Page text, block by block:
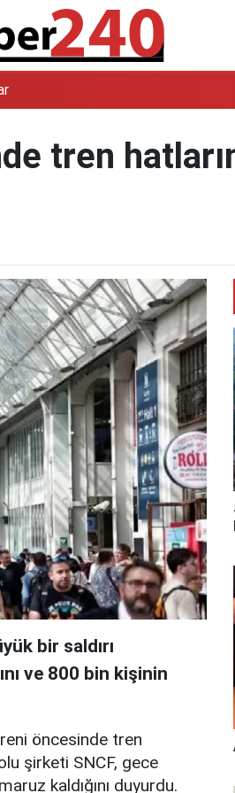
tren
bir saldırı
ve 800 bin kişinin
öncesinde tren
şirketi SNCF, gece
kaldığını duyurdu.